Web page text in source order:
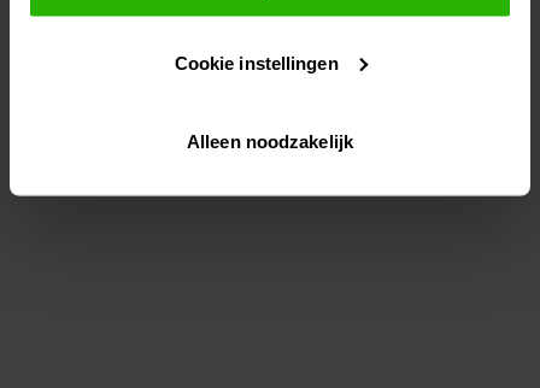
gepersonaliseerde advertenties te plaatsen.
Lees hier meer over in onsprivacybeleid
Via "Cookie instellingen" kun je ook zelf instellen welke
Cookie instellingen
Alleen noodzakelijk